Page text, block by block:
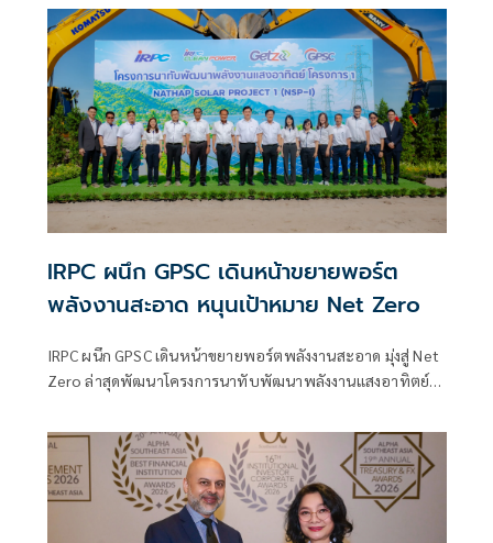
IRPC ผนึก GPSC เดินหน้าขยายพอร์ต
พลังงานสะอาด หนุนเป้าหมาย Net Zero
IRPC ผนึก GPSC เดินหน้าขยายพอร์ตพลังงานสะอาด มุ่งสู่ Net
Zero ล่าสุดพัฒนาโครงการนาทับพัฒนาพลังงานแสงอาทิตย์